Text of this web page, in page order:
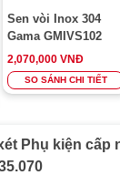
Sen vòi Inox 304
Gama GMIVS102
2,070,000 VNĐ
SO SÁNH CHI TIẾT
Phụ kiện cấp